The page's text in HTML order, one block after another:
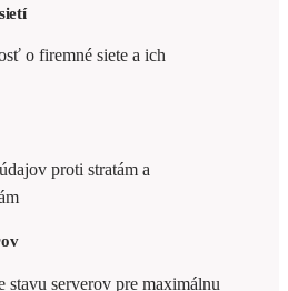
o firemné siete a ich
proti stratám a
stavu serverov pre maximálnu